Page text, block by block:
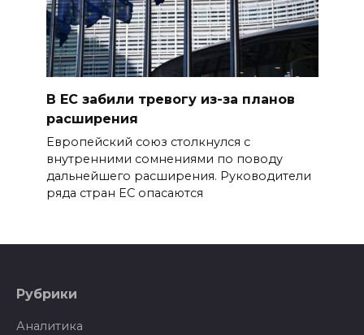
В ЕС забили тревогу из-за планов
расширения
Европейский союз столкнулся с
внутренними сомнениями по поводу
дальнейшего расширения. Руководители
ряда стран ЕС опасаются
Рубрики
Аналитика